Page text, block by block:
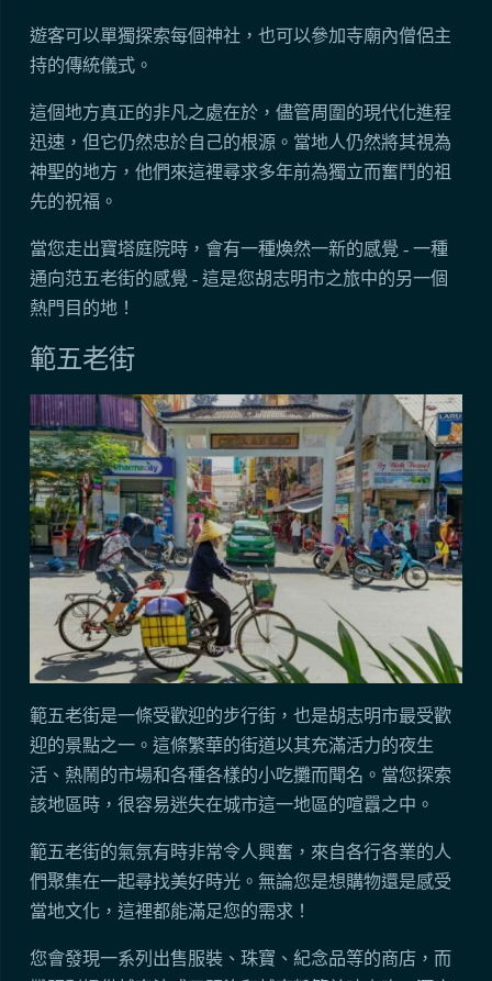
遊客可以單獨探索每個神社，也可以參加寺廟內僧侶主
持的傳統儀式。
這個地方真正的非凡之處在於，儘管周圍的現代化進程
迅速，但它仍然忠於自己的根源。當地人仍然將其視為
神聖的地方，他們來這裡尋求多年前為獨立而奮鬥的祖
先的祝福。
當您走出寶塔庭院時，會有一種煥然一新的感覺 - 一種
通向范五老街的感覺 - 這是您胡志明市之旅中的另一個
熱門目的地！
範五老街
範五老街是一條受歡迎的步行街，也是胡志明市最受歡
迎的景點之一。這條繁華的街道以其充滿活力的夜生
活、熱鬧的市場和各種各樣的小吃攤而聞名。當您探索
該地區時，很容易迷失在城市這一地區的喧囂之中。
範五老街的氣氛有時非常令人興奮，來自各行各業的人
們聚集在一起尋找美好時光。無論您是想購物還是感受
當地文化，這裡都能滿足您的需求！
您會發現一系列出售服裝、珠寶、紀念品等的商店，而